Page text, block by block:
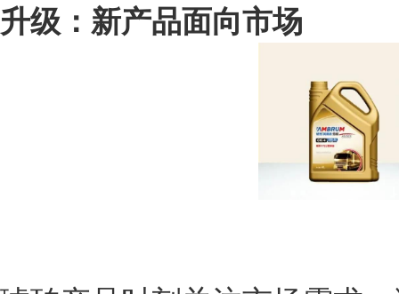
升级：新产品面向市场